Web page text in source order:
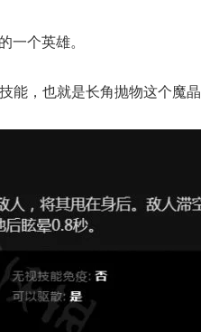
一个英雄。
能，也就是长角抛物这个魔晶
典 争霸赛大区火